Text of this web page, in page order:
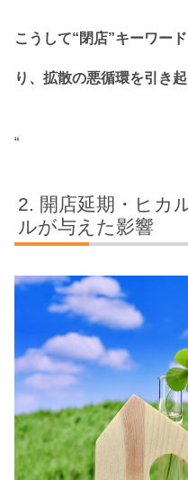
こうして“閉店”キーワー
り、拡散の悪循環を引き起
“
開店延期・ヒカ
ルが与えた影響